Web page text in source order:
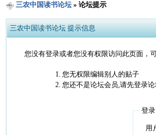
三农中国读书论坛» 论坛提示
三农中国读书论坛 提示信息
您没有登录或者您没有权限访问此页面，
您无权限编辑别人的贴子
您还不是论坛会员,请先登录
登录
用